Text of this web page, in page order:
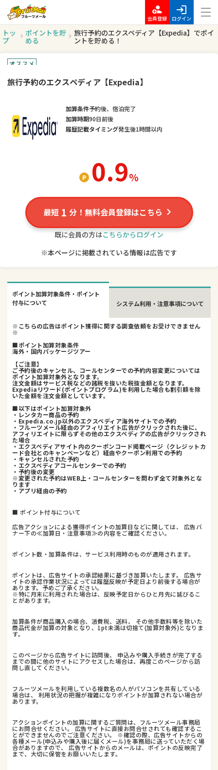
会員登録 ログイン
トッ
プ
ポイントを貯
める
旅行予約のエクスペディア【Expedia】でポイ
ントを貯める！
オススメ
旅行予約のエクスペディア【Expedia】
0.9％
加算条件予約後、宿泊完了
加算時期90日前後
履歴記載タイミング発生後1時間以内
最短 1 分！無料会員登録はこちら
既に会員の方はこちらからログイン
※本ページに掲載されている情報は広告です
ポイント加算対象条件・ポイント
付与について
システム利用・注意事項について
※こちらの広告はポイント獲得に関する調査依頼をお受けできません
※
■ポイント加算対象条件
海外・国内パッケージツアー
【ご注意】
ご予約後のキャンセル、コールセンターでの予約内容変更については
ポイント加算対象外となります。
注文金額はサービス税などの諸税を抜いた税抜金額となります。
Expediaリワード(ポイントプログラム)を利用した場合も割引額を除
いた金額を注文金額としています。
■以下はポイント加算対象外
・レンタカー商品の予約
・Expedia.co.jp以外のエクスペディア海外サイトでの予約
・フルーツメール経由のアフィリエイト広告がクリックされた後に、
アフィリエイトに限らずその他のエクスペディアの広告がクリックされ
た場合
・エクスペディアサイト内のクーポンコード掲載ページ（クレジットカ
ード会社とのキャンペーンなど）経由やクーポン利用での予約
・キャンセルされた予約
・エクスペディアコールセンターでの予約
・予約後の変更
※変更された予約はWEB上・コールセンターを問わず全て対象外とな
ります
・アプリ経由の予約
■ ポイント付与について
広告アクションによる獲得ポイントの加算日などに関しては、 広告バ
ナー下の≪加算日・注意事項≫の内容をご確認ください。
ポイント数・加算条件は、サービス利用時のものが適用されます。
ポイントは、広告サイトの承認結果に基づき加算いたします。 広告サ
イトの承認作業状況によっては履歴反映が予定日より前後する場合が
あります。予めご了承ください。
※特に月末に利用された場合は、反映予定日からひと月先に延びるこ
とがあります。
加算条件が商品購入の場合、消費税、送料、 その他手数料等を除いた
商品代金が加算の対象となり、1pt未満は切捨て(加算対象外)となりま
す。
このページから広告サイトに訪問後、 申込みや購入手続きが完了する
までの間に他のサイトにアクセスした場合は、再度このページから訪
問し直してください。
フルーツメールを利用している複数名の人がパソコンを共有している
場合は、 利用状況の把握が複雑になりポイントが加算されない場合が
あります。
アクションポイントの加算に関するご質問は、フルーツメール事務局
にお問合せください。 広告サイトに直接お問合せされても確認するこ
とができませんのでご注意ください。 ※確認の際、広告サイトからの
各種メール(申込みや購入後に届くメール)を事務局に送っていただく場
合がありますので、 広告サイトからのメールは、ポイントの反映完了
まで、大切に保管をお願いいたします。